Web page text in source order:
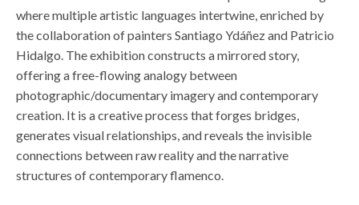
where multiple artistic languages intertwine, enriched by
the collaboration of painters Santiago Ydáñez and Patricio
Hidalgo. The exhibition constructs a mirrored story,
offering a free-flowing analogy between
photographic/documentary imagery and contemporary
creation. It is a creative process that forges bridges,
generates visual relationships, and reveals the invisible
connections between raw reality and the narrative
structures of contemporary flamenco.